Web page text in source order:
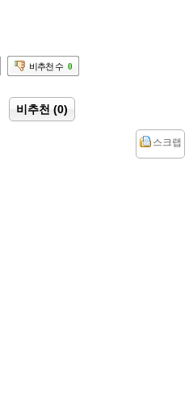
비추천 수 0
비추천 (0)
스크랩